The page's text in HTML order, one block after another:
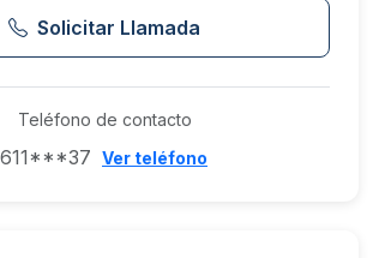
Solicitar Llamada
Teléfono de contacto
611***37 Ver teléfono